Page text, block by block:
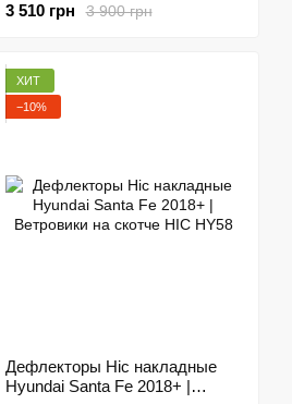
молдингом HIC HY58-M
3 900 грн
3 510 грн
ХИТ
−10%
Дефлекторы Hic накладные
Hyundai Santa Fe 2018+ |